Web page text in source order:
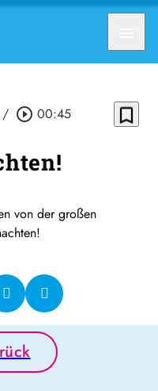
/ play_circle_outline 00:45 bookmark_border
von der großen